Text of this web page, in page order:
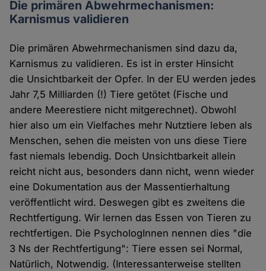
Die primären Abwehrmechanismen:
Karnismus validieren
Die primären Abwehrmechanismen sind dazu da,
Karnismus zu validieren. Es ist in erster Hinsicht
die Unsichtbarkeit der Opfer. In der EU werden jedes
Jahr 7,5 Milliarden (!) Tiere getötet (Fische und
andere Meerestiere nicht mitgerechnet). Obwohl
hier also um ein Vielfaches mehr Nutztiere leben als
Menschen, sehen die meisten von uns diese Tiere
fast niemals lebendig. Doch Unsichtbarkeit allein
reicht nicht aus, besonders dann nicht, wenn wieder
eine Dokumentation aus der Massentierhaltung
veröffentlicht wird. Deswegen gibt es zweitens die
Rechtfertigung. Wir lernen das Essen von Tieren zu
rechtfertigen. Die PsychologInnen nennen dies "die
3 Ns der Rechtfertigung": Tiere essen sei Normal,
Natürlich, Notwendig. (Interessanterweise stellten